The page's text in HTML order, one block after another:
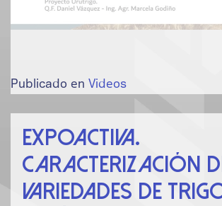
Publicado en Videos
Expoactiva.
Caracterización
variedades de